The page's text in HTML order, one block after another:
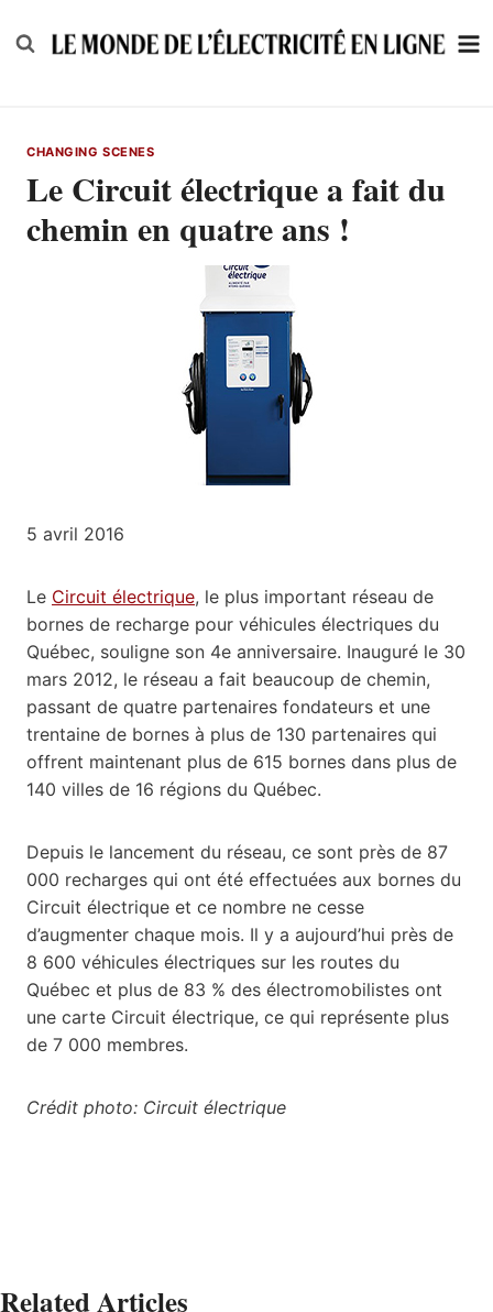
to
CHANGING SCENES
Le Circuit électrique a fait du
chemin en quatre ans !
5 avril 2016
Le Circuit électrique, le plus important réseau de
bornes de recharge pour véhicules électriques du
Québec, souligne son 4e anniversaire. Inauguré le 30
mars 2012, le réseau a fait beaucoup de chemin,
passant de quatre partenaires fondateurs et une
trentaine de bornes à plus de 130 partenaires qui
offrent maintenant plus de 615 bornes dans plus de
140 villes de 16 régions du Québec.
Depuis le lancement du réseau, ce sont près de 87
000 recharges qui ont été effectuées aux bornes du
Circuit électrique et ce nombre ne cesse
d’augmenter chaque mois. Il y a aujourd’hui près de
8 600 véhicules électriques sur les routes du
Québec et plus de 83 % des électromobilistes ont
une carte Circuit électrique, ce qui représente plus
de 7 000 membres.
Crédit photo: Circuit électrique
Related Articles